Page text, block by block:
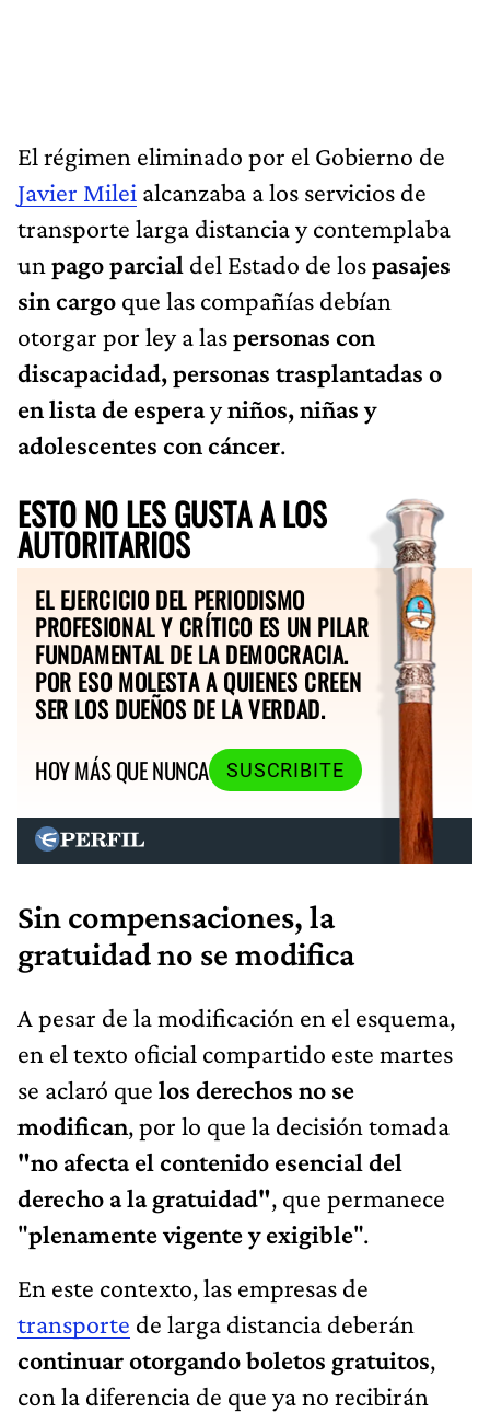
El régimen eliminado por el Gobierno de
Javier Milei alcanzaba a los servicios de
transporte larga distancia y contemplaba
un pago parcial del Estado de lospasajes
sin cargo que las compañías debían
otorgar por ley a laspersonas con
discapacidad, personas trasplantadas o
en lista de esperayniños, niñas y
adolescentes con cáncer.
ESTO NO LES GUSTA A LOS
AUTORITARIOS
EL EJERCICIO DEL PERIODISMO
PROFESIONAL Y CRÍTICO ES UN PILAR
FUNDAMENTAL DE LA DEMOCRACIA.
POR ESO MOLESTA A QUIENES CREEN
SER LOS DUEÑOS DE LA VERDAD.
HOY MÁS QUE NUNCA
SUSCRIBITE
Sin compensaciones, la
gratuidad no se modifica
A pesar de la modificación en el esquema,
en el texto oficial compartido este martes
se aclaró que los derechos no se
modifican, por lo que la decisión tomada
"no afecta el contenido esencial del
derecho a la gratuidad", que permanece
"plenamente vigente y exigible".
En este contexto, las empresas de
transporte de larga distancia deberán
continuar otorgando boletos gratuitos,
con la diferencia de que ya no recibirán